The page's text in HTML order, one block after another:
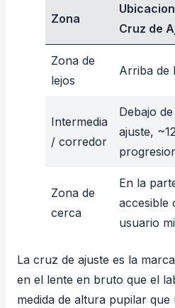
Zona
Cruz de
Zona de
lejos
Arriba de
Intermedia
/ corredor
Debajo
ajuste,
Zona de
cerca
En la
accesible
usuario
La cruz de ajuste es la
en el lente en bruto que el
medida de altura pupilar